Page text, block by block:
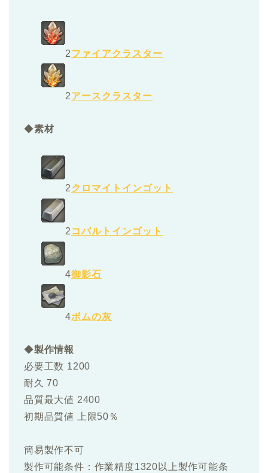
2ファイアクラスター
2アースクラスター
◆素材
2クロマイトインゴット
2 コバルトインゴット
4御影石
4ボムの灰
◆製作情報
必要工数 1200
耐久 70
品質最大値 2400
初期品質値 上限50％
簡易製作不可
製作可能条件：作業精度1320以上製作可能条